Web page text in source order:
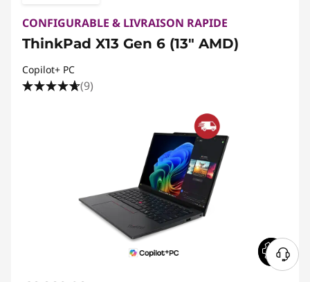
CONFIGURABLE & LIVRAISON RAPIDE
ThinkPad X13 Gen 6 (13" AMD)
Copilot+ PC
(9)